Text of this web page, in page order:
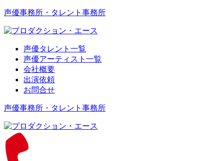
声優事務所・タレント事務所
声優タレント一覧
声優アーティスト一覧
会社概要
出演依頼
お問合せ
声優事務所・タレント事務所